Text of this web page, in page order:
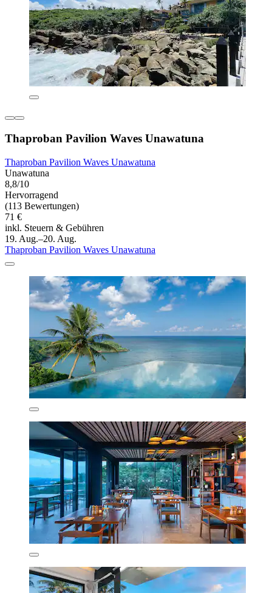
Thaproban Pavilion Waves Unawatuna
Thaproban Pavilion Waves Unawatuna
Unawatuna
8,8/10
Hervorragend
(113 Bewertungen)
71 €
inkl. Steuern & Gebühren
19. Aug.–20. Aug.
Thaproban Pavilion Waves Unawatuna